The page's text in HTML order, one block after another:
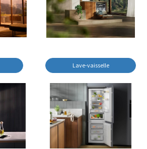
Lave-vaisselle